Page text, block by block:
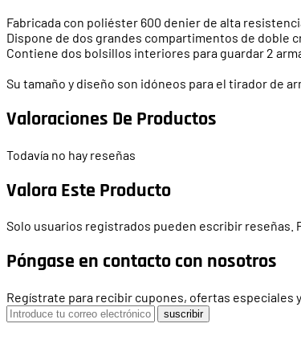
Fabricada con poliéster 600 denier de alta
Dispone de dos grandes compartimentos de doble
Contiene dos bolsillos interiores para guardar 2
Su tamaño y diseño son idóneos para el tirador de
Valoraciones De Productos
Todavía no hay reseñas
Valora Este Producto
Solo usuarios registrados pueden escribir reseñas.
Póngase en contacto con nosotros
Regístrate para recibir cupones, ofertas especiales y
suscribir